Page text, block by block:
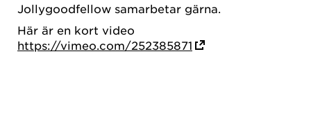
Jollygoodfellow samarbetar gärna.
Här är en kort video
https://vimeo.com/252385871